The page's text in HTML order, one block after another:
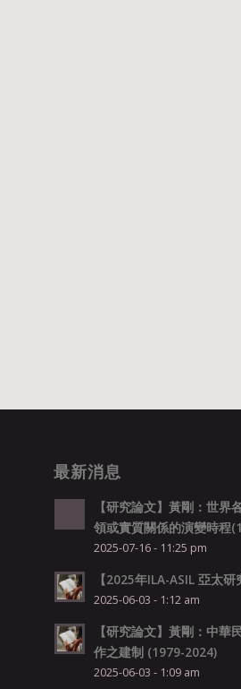
最新消息
【研究論文】黃剛：世界
領或實質關係的演變時程
2025-07-16 - 11:25 pm
【2025年ILA-ASIL 亞太
2025-06-03 - 1:12 am
【研究論文】黃剛：中華
作之建制 (1979-2024)
2025-06-03 - 1:09 am